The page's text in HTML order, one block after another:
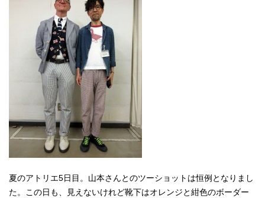
夏のアトリエ5日目。山本さんとのツーショットは恒例となりまし
た。この日も、見えないけれど靴下はオレンジと紺色のボーダー